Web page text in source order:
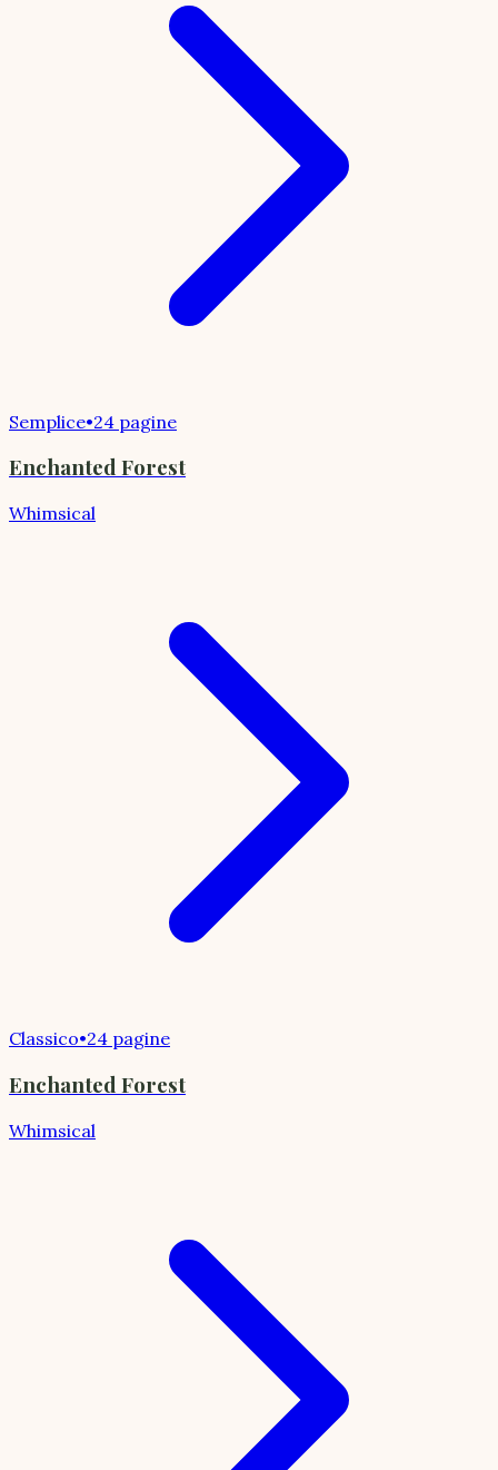
Semplice•24 pagine
Enchanted Forest
Whimsical
Classico•24 pagine
Enchanted Forest
Whimsical